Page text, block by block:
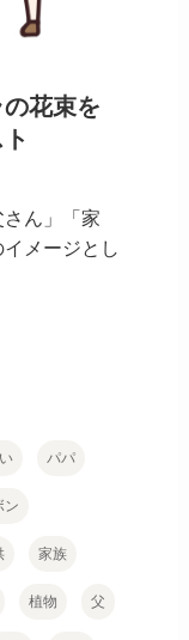
花束を
さん」「家
メージとし
パパ
ン
家族
植物 父